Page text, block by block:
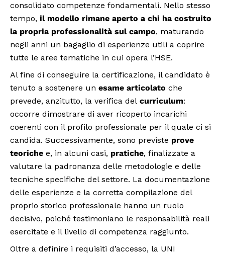
consolidato competenze fondamentali. Nello stesso
tempo, il modello rimane aperto a chi ha costruito
la propria professionalità sul campo, maturando
negli anni un bagaglio di esperienze utili a coprire
tutte le aree tematiche in cui opera l’HSE.
Al fine di conseguire la certificazione, il candidato è
tenuto a sostenere un esame articolato che
prevede, anzitutto, la verifica del curriculum:
occorre dimostrare di aver ricoperto incarichi
coerenti con il profilo professionale per il quale ci si
candida. Successivamente, sono previste prove
teoriche e, in alcuni casi, pratiche, finalizzate a
valutare la padronanza delle metodologie e delle
tecniche specifiche del settore. La documentazione
delle esperienze e la corretta compilazione del
proprio storico professionale hanno un ruolo
decisivo, poiché testimoniano le responsabilità reali
esercitate e il livello di competenza raggiunto.
Oltre a definire i requisiti d’accesso, la UNI